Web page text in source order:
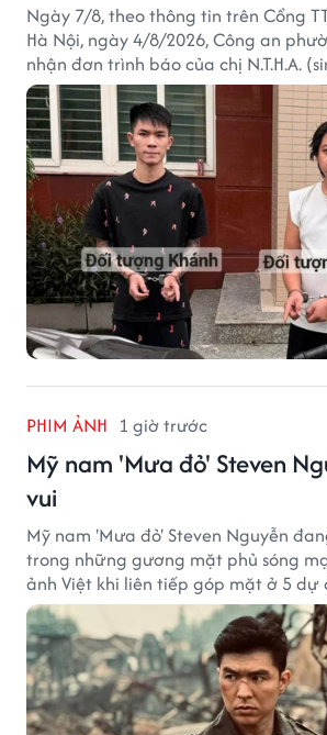
Ngày 7/8, theo thông tin trên Cổng
Hà Nội, ngày 4/8/2026, Công an
nhận đơn trình báo của chị N.T.H.A.
tại phường Từ Liêm) về việc bị kẻ
xe mô tô Honda SH 125i, tại khu nhà
sống.
PHIM ẢNH 1 giờ trước
Mỹ nam 'Mưa đỏ' Steven
vui
Mỹ nam 'Mưa đỏ' Steven Nguyễn
trong những gương mặt phủ sóng
ảnh Việt khi liên tiếp góp mặt ở 5 dự